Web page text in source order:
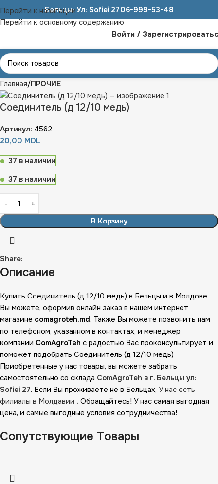
Перейти к навигации
Перейти к основному содержанию
Бельцы: Ул: Sofiei 2706-999-53-48
Войти /
Главная ПРОЧИЕ
Соединитель (д 12/10 медь)
Артикул: 4562
20,00 MDL
37 в наличии
37 в наличии
В Корзину
Share:
Описание
Купить Соединитель (д 12/10 медь) в Бельцы и в Молдове
Вы можете, оформив онлайн заказ в нашем интернет
магазине comagroteh.md. Также Вы можете позвонить нам
по телефоном, указанном в контактах, и менеджер
компании ComAgroTeh с радостью Вас проконсультирует и
поможет подобрать Соединитель (д 12/10 медь)
Приобретенные у нас товары, вы можете забрать
самостоятельно со склада ComAgroTeh в г. Бельцы ул:
Sofiei 27. Если Вы проживаете не в Бельцах, У нас есть
филиалы в Молдавии . Обращайтесь! У нас самая выгодная
цена, и самые выгодные условия сотрудничества!
Сопутствующие Товары